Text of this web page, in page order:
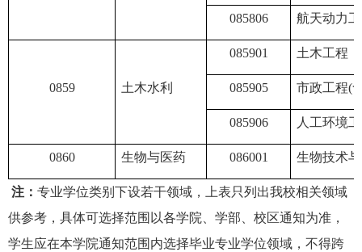
085806 航天动力
0859 土木水利
085901 土木工程
085905 市政工程(
085906 人工环境
0860 生物与医药 086001 生物技术
注： 专业学位类别下设若干领域，上表只列出我校相关领域
供参考，具体可选择范围以各学院、学部、校区通知为准，
学生应在本学院通知范围内选择毕业专业学位领域，不得跨